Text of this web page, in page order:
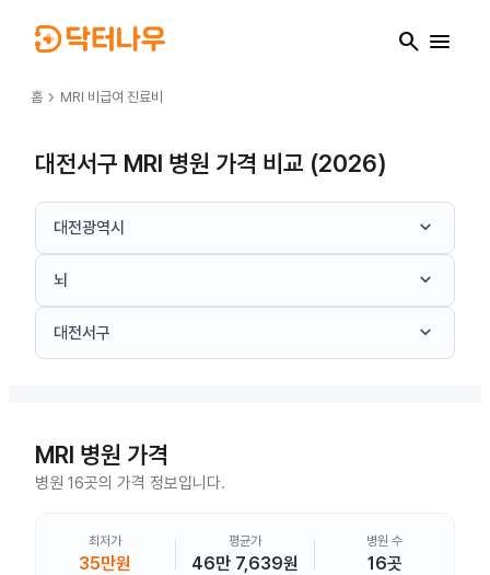
search menu
홈 chevron_right MRI 비급여 진료비
대전서구 MRI 병원 가격 비교 (2026)
대전광역시 keyboard_arrow_down
뇌 keyboard_arrow_down
대전서구 keyboard_arrow_down
MRI 병원 가격
병원 16곳의 가격 정보입니다.
최저가
35만원
평균가
46만 7,639원
병원 수
16곳